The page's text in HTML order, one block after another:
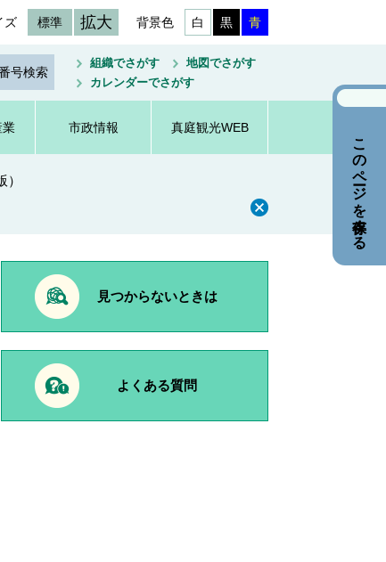
ズ 標準 拡大 背景色 白 黒 青
組織でさがす
地図でさがす
カレンダーでさがす
業 市政情報 真庭観光WEB
見つからないときは
よくある質問
このページを保存する